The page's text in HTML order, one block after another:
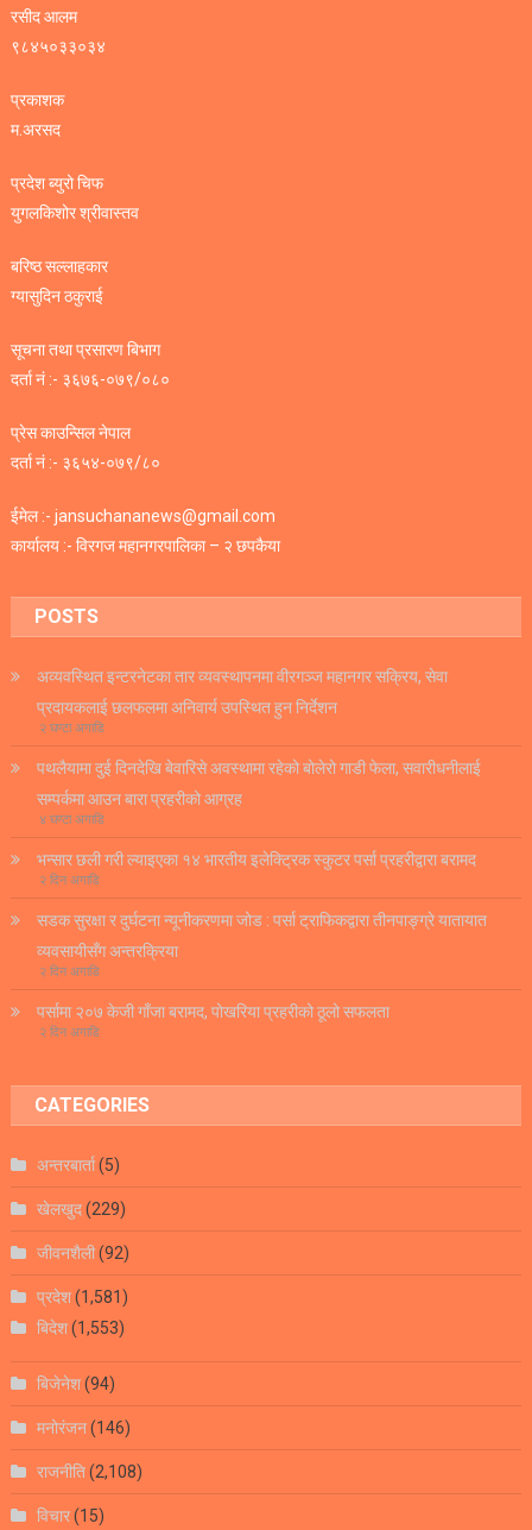
रसीद आलम
९८४५०३३०३४
प्रकाशक
म.अरसद
प्रदेश ब्युरो चिफ
युगलकिशोर श्रीवास्तव
बरिष्ठ सल्लाहकार
ग्यासुदिन ठकुराई
सूचना तथा प्रसारण बिभाग
दर्ता नं :- ३६७६-०७९/०८०
प्रेस काउन्सिल नेपाल
दर्ता नं :- ३६५४-०७९/८०
ईमेल :- jansuchananews@gmail.com
कार्यालय :- विरगज महानगरपालिका – २ छपकैया
POSTS
अव्यवस्थित इन्टरनेटका तार व्यवस्थापनमा वीरगञ्ज महानगर सक्रिय, सेवा
प्रदायकलाई छलफलमा अनिवार्य उपस्थित हुन निर्देशन
२ घण्टा अगाडि
पथलैयामा दुई दिनदेखि बेवारिसे अवस्थामा रहेको बोलेरो गाडी फेला, सवारीधनीलाई
सम्पर्कमा आउन बारा प्रहरीको आग्रह
४ घण्टा अगाडि
भन्सार छली गरी ल्याइएका १४ भारतीय इलेक्ट्रिक स्कुटर पर्सा प्रहरीद्वारा बरामद
२ दिन अगाडि
सडक सुरक्षा र दुर्घटना न्यूनीकरणमा जोड : पर्सा ट्राफिकद्वारा तीनपाङ्ग्रे यातायात
व्यवसायीसँग अन्तरक्रिया
२ दिन अगाडि
पर्सामा २०७ केजी गाँजा बरामद, पोखरिया प्रहरीको ठूलो सफलता
२ दिन अगाडि
CATEGORIES
अन्तरबार्ता(5)
खेलखुद(229)
जीवनशैली(92)
प्रदेश(1,581)
बिदेश(1,553)
बिजेनेश(94)
मनोरंजन(146)
राजनीति(2,108)
विचार(15)